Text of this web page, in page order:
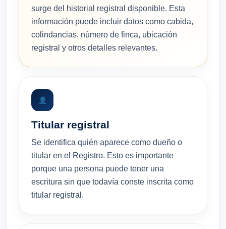
surge del historial registral disponible. Esta
información puede incluir datos como cabida,
colindancias, número de finca, ubicación
registral y otros detalles relevantes.
Titular registral
Se identifica quién aparece como dueño o
titular en el Registro. Esto es importante
porque una persona puede tener una
escritura sin que todavía conste inscrita como
titular registral.